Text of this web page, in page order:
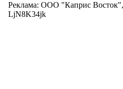
Реклама: ООО "Каприс
LjN8K34jk